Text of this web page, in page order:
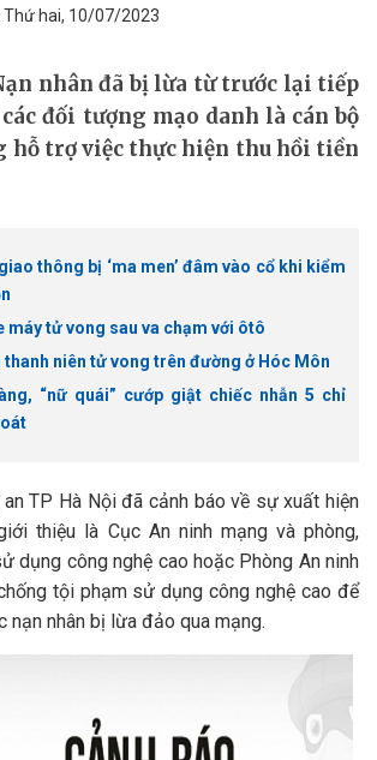
Thứ hai, 10/07/2023
nhân đã bị lừa từ trước lại tiếp
các đối tượng mạo danh là cán bộ
hỗ trợ việc thực hiện thu hồi tiền
thông bị ‘ma men’ đâm vào cổ khi kiểm
máy tử vong sau va chạm với ôtô
thanh niên tử vong trên đường ở Hóc Môn
“nữ quái” cướp giật chiếc nhẫn 5 chỉ
TP Hà Nội đã cảnh báo về sự xuất hiện
thiệu là Cục An ninh mạng và phòng,
dụng công nghệ cao hoặc Phòng An ninh
tội phạm sử dụng công nghệ cao để
nạn nhân bị lừa đảo qua mạng.